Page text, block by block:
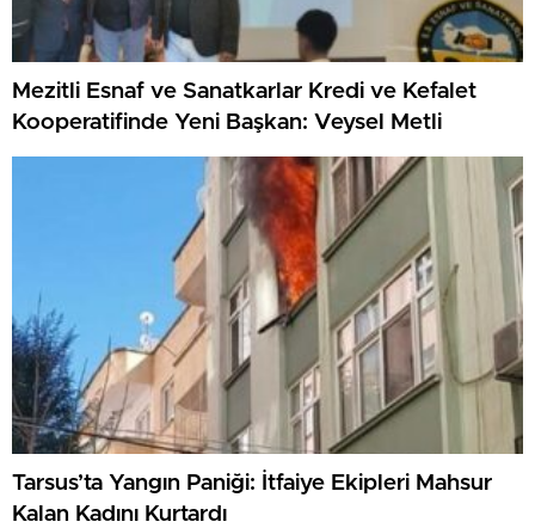
Mezitli Esnaf ve Sanatkarlar Kredi ve Kefalet
Kooperatifinde Yeni Başkan: Veysel Metli
Tarsus’ta Yangın Paniği: İtfaiye Ekipleri Mahsur
Kalan Kadını Kurtardı